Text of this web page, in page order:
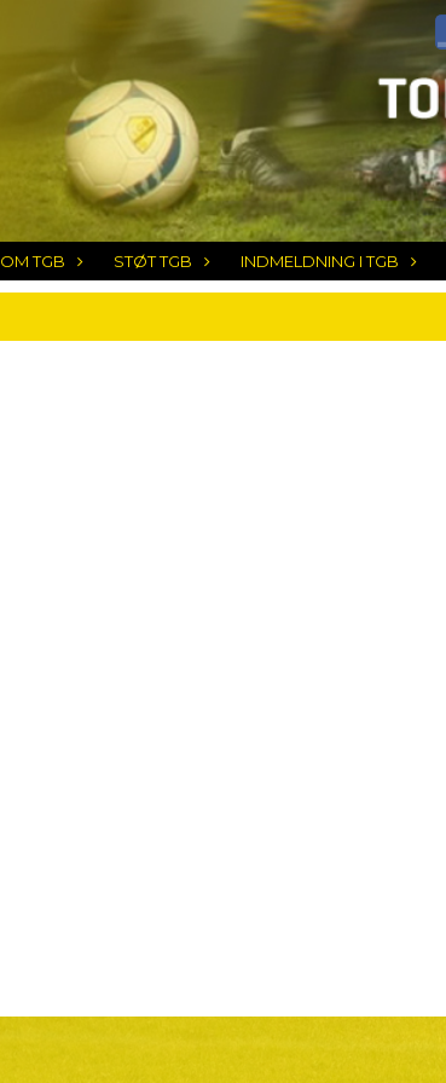
OM TGB STØT TGB INDMELDNING I TGB